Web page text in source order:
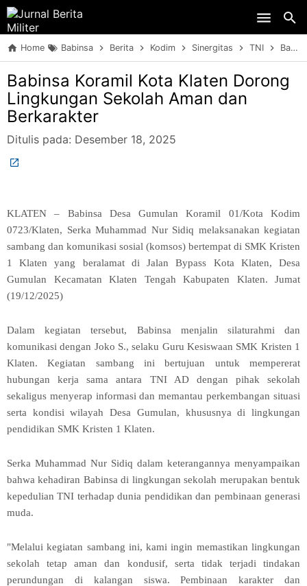
Home Babinsa Berita Kodim Sinergitas TNI Babinsa Koramil Kota Klaten Dorong Lingkungan Sekolah Aman dan Berkarakter
Babinsa Koramil Kota Klaten Dorong
Lingkungan Sekolah Aman dan
Berkarakter
Ditulis pada: Desember 18, 2025
KLATEN – Babinsa Desa Gumulan Koramil 01/Kota Kodim
0723/Klaten, Serka Muhammad Nur Sidiq melaksanakan kegiatan
sambang dan komunikasi sosial (komsos) bertempat di SMK Kristen
1 Klaten yang beralamat di Jalan Bypass Kota Klaten, Desa
Gumulan Kecamatan Klaten Tengah Kabupaten Klaten. Jumat
(19/12/2025)
Dalam kegiatan tersebut, Babinsa menjalin silaturahmi dan
komunikasi dengan Joko S., selaku Guru Kesiswaan SMK Kristen 1
Klaten. Kegiatan sambang ini bertujuan untuk mempererat
hubungan kerja sama antara TNI AD dengan pihak sekolah
sekaligus menyerap informasi dan memantau perkembangan situasi
serta kondisi wilayah Desa Gumulan, khususnya di lingkungan
pendidikan SMK Kristen 1 Klaten.
Serka Muhammad Nur Sidiq dalam keterangannya menyampaikan
bahwa kehadiran Babinsa di lingkungan sekolah merupakan bentuk
kepedulian TNI terhadap dunia pendidikan dan pembinaan generasi
muda.
"Melalui kegiatan sambang ini, kami ingin memastikan lingkungan
sekolah tetap aman dan kondusif, serta tidak terjadi tindakan
perundungan di kalangan siswa. Pembinaan karakter dan